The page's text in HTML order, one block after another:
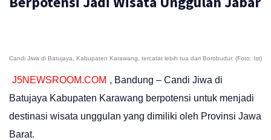
Candi Jiwa di Batujaya, Kabupaten Karawang, tercatat lebih tua dari Borobudur. (Foto: Ist)
J5NEWSROOM.COM , Bandung – Candi Jiwa di
Batujaya Kabupaten Karawang berpotensi untuk menjadi
destinasi wisata unggulan yang dimiliki oleh Provinsi Jawa
Barat.